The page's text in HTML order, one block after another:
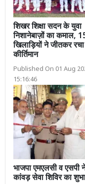
शिखर शिक्षा सदन के युवा
निशानेबाज़ों का कमाल,
खिलाड़ियों ने जीतकर
कीर्तिमान
Published On 01 Aug
15:16:46
भाजपा एमएलसी व एसपी
कांवड़ सेवा शिविर का